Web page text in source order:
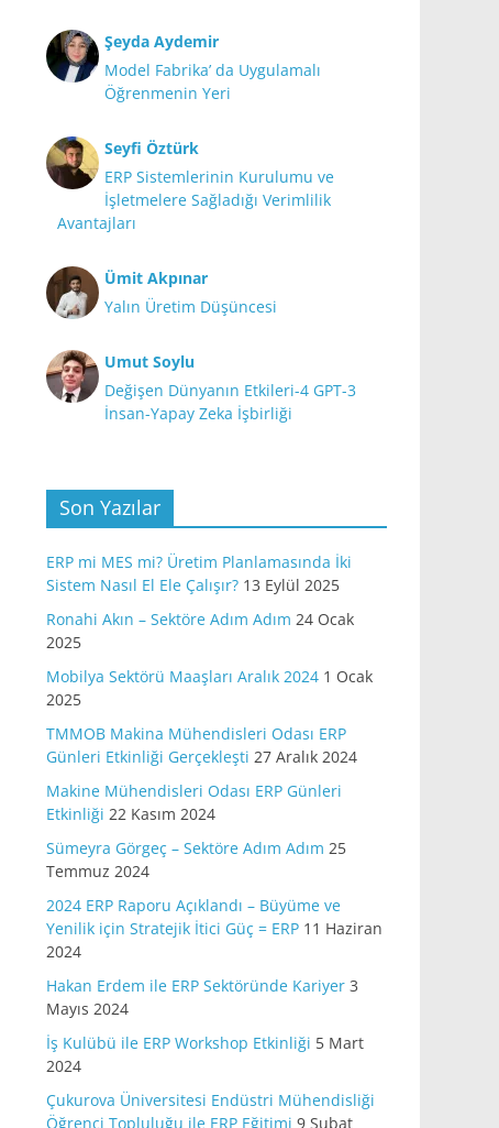
Şeyda Aydemir
Model Fabrika’ da Uygulamalı
Öğrenmenin Yeri
Seyfi Öztürk
ERP Sistemlerinin Kurulumu ve
İşletmelere Sağladığı Verimlilik
Avantajları
Ümit Akpınar
Yalın Üretim Düşüncesi
Umut Soylu
Değişen Dünyanın Etkileri-4 GPT-3
İnsan-Yapay Zeka İşbirliği
Son Yazılar
ERP mi MES mi? Üretim Planlamasında İki
Sistem Nasıl El Ele Çalışır? 13 Eylül 2025
Ronahi Akın – Sektöre Adım Adım 24 Ocak
2025
Mobilya Sektörü Maaşları Aralık 2024 1 Ocak
2025
TMMOB Makina Mühendisleri Odası ERP
Günleri Etkinliği Gerçekleşti 27 Aralık 2024
Makine Mühendisleri Odası ERP Günleri
Etkinliği 22 Kasım 2024
Sümeyra Görgeç – Sektöre Adım Adım 25
Temmuz 2024
2024 ERP Raporu Açıklandı – Büyüme ve
Yenilik için Stratejik İtici Güç = ERP 11 Haziran
2024
Hakan Erdem ile ERP Sektöründe Kariyer 3
Mayıs 2024
İş Kulübü ile ERP Workshop Etkinliği 5 Mart
2024
Çukurova Üniversitesi Endüstri Mühendisliği
Öğrenci Topluluğu ile ERP Eğitimi 9 Şubat